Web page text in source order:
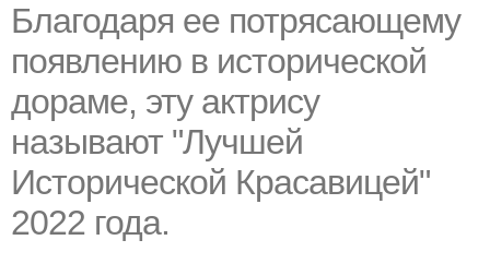
Благодаря ее потрясающему
появлению в исторической
дораме, эту актрису
называют "Лучшей
Исторической Красавицей"
2022 года.